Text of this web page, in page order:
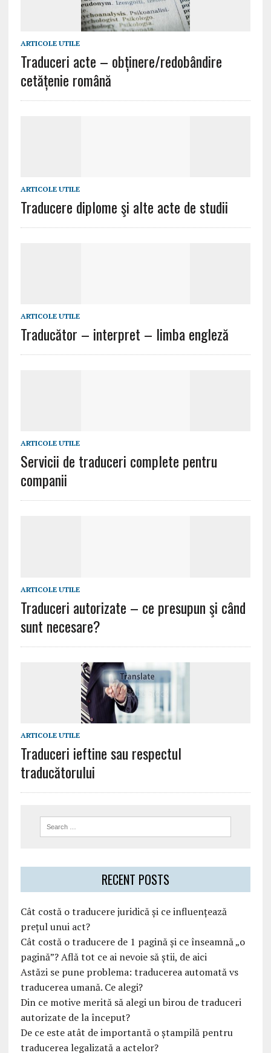
ARTICOLE UTILE
Traduceri acte – obținere/redobândire
cetățenie română
ARTICOLE UTILE
Traducere diplome şi alte acte de studii
ARTICOLE UTILE
Traducător – interpret – limba engleză
ARTICOLE UTILE
Servicii de traduceri complete pentru
companii
ARTICOLE UTILE
Traduceri autorizate – ce presupun şi când
sunt necesare?
ARTICOLE UTILE
Traduceri ieftine sau respectul
traducătorului
RECENT POSTS
Cât costă o traducere juridică și ce influențează
prețul unui act?
Cât costă o traducere de 1 pagină și ce înseamnă „o
pagină”? Află tot ce ai nevoie să știi, de aici
Astăzi se pune problema: traducerea automată vs
traducerea umană. Ce alegi?
Din ce motive merită să alegi un birou de traduceri
autorizate de la început?
De ce este atât de importantă o ștampilă pentru
traducerea legalizată a actelor?